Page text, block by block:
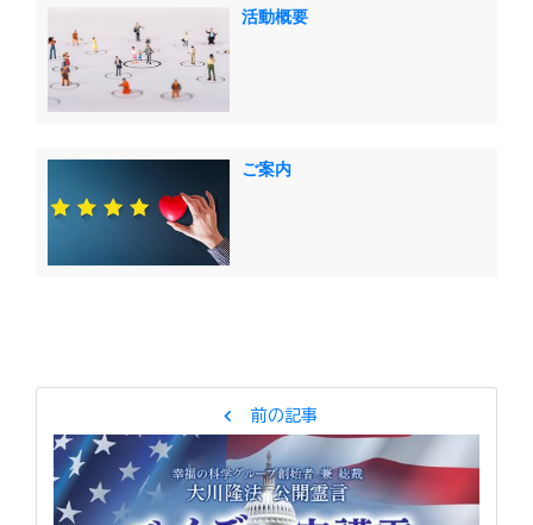
活動概要
ご案内
chevron_left 前の記事